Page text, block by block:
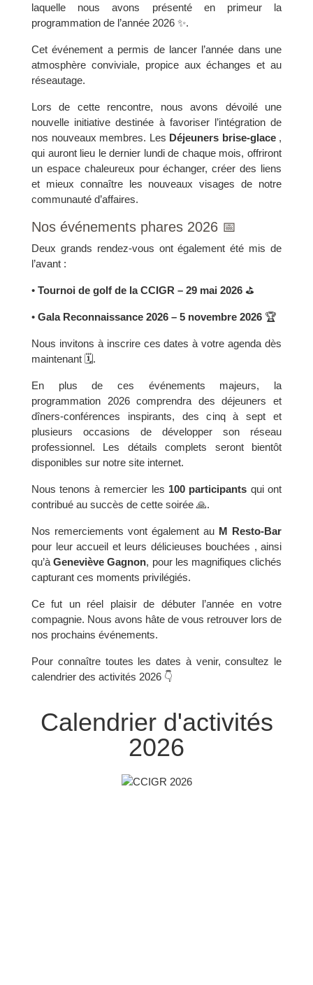
laquelle nous avons présenté en primeur la
programmation de l’année 2026 ✨.
Cet événement a permis de lancer l’année dans une
atmosphère conviviale, propice aux échanges et au
réseautage.
Lors de cette rencontre, nous avons dévoilé une
nouvelle initiative destinée à favoriser l’intégration de
nos nouveaux membres. Les Déjeuners brise-glace,
qui auront lieu le dernier lundi de chaque mois, offriront
un espace chaleureux pour échanger, créer des liens
et mieux connaître les nouveaux visages de notre
communauté d’affaires.
Nos événements phares 2026 📅
Deux grands rendez-vous ont également été mis de
l’avant :
• Tournoi de golf de la CCIGR – 29 mai 2026 ⛳
• Gala Reconnaissance 2026 – 5 novembre 2026 🏆
Nous invitons à inscrire ces dates à votre agenda dès
maintenant 🗓️.
En plus de ces événements majeurs, la
programmation 2026 comprendra des déjeuners et
dîners-conférences inspirants, des cinq à sept et
plusieurs occasions de développer son réseau
professionnel. Les détails complets seront bientôt
disponibles sur notre site internet.
Nous tenons à remercier les 100 participants qui ont
contribué au succès de cette soirée 🙏.
Nos remerciements vont également au M Resto-Bar
pour leur accueil et leurs délicieuses bouchées , ainsi
qu’àGeneviève Gagnon, pour les magnifiques clichés
capturant ces moments privilégiés.
Ce fut un réel plaisir de débuter l’année en votre
compagnie. Nous avons hâte de vous retrouver lors de
nos prochains événements.
Pour connaître toutes les dates à venir, consultez le
calendrier des activités 2026 👇
Calendrier d'activités
2026